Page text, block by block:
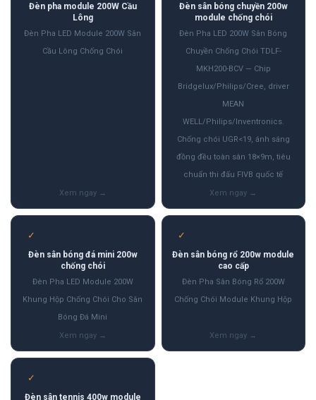
Đèn pha module 200W Cầu
Lông
Đèn Pha LED Module 200W Sân
Cầu Lông Chống Chói
Đèn sân bóng chuyền 200w
module chống chói
Đèn Pha LED 200W Sân Bóng
Chuyền Chống Chói TDLF-
MKH200-BCV — Chip
Bridgelux/Philips/Cree, driver
MEAN
WELL/Philips/Inventronics.
Chống chói UGR<19, ánh sáng
đồng đều toàn sân 18×9m, tiêu
chuẩn thi đấu FIVB quốc tế
✓
Đèn sân bóng đá mini 200w
chống chói
Đèn Pha LED Module 200W
Khung Hộp Chống Chói Cho Sân
Bóng Đá Mini
✓
Đèn sân bóng rổ 200w module
cao cấp
Đèn Pha Sân Bóng Rổ 200W
Chống Chói Module Khung Hộp
✓
Đèn sân tennis 400w module